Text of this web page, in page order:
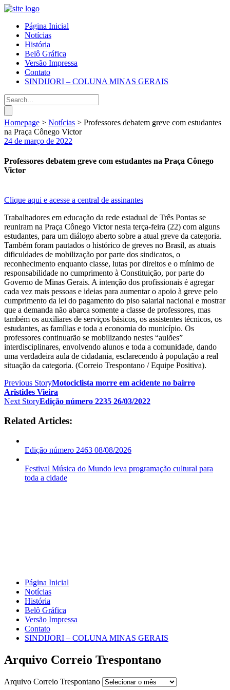
Página Inicial
Notícias
História
Belô Gráfica
Versão Impressa
Contato
SINDIJORI – COLUNA MINAS GERAIS
Homepage > Notícias > Professores debatem greve com estudantes
na Praça Cônego Victor
24 de março de 2022
Professores debatem greve com estudantes na Praça Cônego
Victor
Clique aqui e acesse a central de assinantes
Trabalhadores em educação da rede estadual de Três Pontas se
reuniram na Praça Cônego Victor nesta terça-feira (22) com alguns
estudantes, para um diálogo aberto sobre a atual greve da categoria.
Também foram pautados o histórico de greves no Brasil, as atuais
dificuldades de mobilização por parte dos sindicatos, o
reconhecimento enquanto classe, lutas por direitos e o mínimo de
responsabilidade no cumprimento à Constituição, por parte do
Governo de Minas Gerais. A intenção dos profissionais é agregar
cada vez mais pessoas e ideias para aumentar o apoio à greve pelo
cumprimento da lei do pagamento do piso salarial nacional e mostrar
que a demanda não abarca somente a classe de professores, mas
também os auxiliares de serviços básicos, os assistentes técnicos, os
estudantes, as famílias e toda a economia do município. Os
professores continuarão se mobilizando nestes “aulões”
interdisciplinares, envolvendo alunos e toda a comunidade, dando
uma verdadeira aula de cidadania, esclarecendo à população a real
situação da categoria. (Correio Trespontano / Equipe Positiva).
Previous StoryMotociclista morre em acidente no bairro
Aristides Vieira
Next StoryEdição número 2235 26/03/2022
Related Articles:
Edição número 2463 08/08/2026
Festival Música do Mundo leva programação cultural para
toda a cidade
Página Inicial
Notícias
História
Belô Gráfica
Versão Impressa
Contato
SINDIJORI – COLUNA MINAS GERAIS
Arquivo Correio Trespontano
Arquivo Correio Trespontano